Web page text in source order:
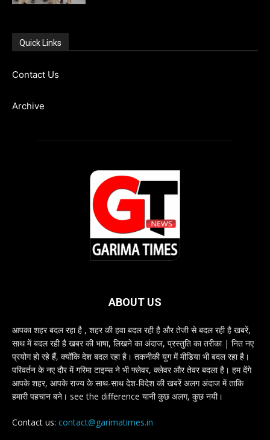
Quick Links
Contact Us
Archive
ABOUT US
आपका शहर बदल रहा है , शहर की हवा बदल रही है और तेजी से बदल रही है खबरें,
साथ में बदल रही है खबर की भाषा, लिखने का अंदाज, प्रस्तुति का तरीका | नित नए
प्रयोग हो रहे हैं, क्योंकि देश बदल रहा है। तकनीकी युग में मीडिया भी बदल रहा है।
परिवर्तन के नए दौर में गरिमा टाइम्स ने भी फ्लेवर, क्लेवर और तेवर बदला है। हम देंगे
आपके शहर, आपके राज्य के साथ-साथ देश-विदेश की खबरें अलग अंदाज में ताकि
हमारी पहचान बने। see the difference यानी कुछ अलग, कुछ नयी।
Contact us: contact@garimatimes.in